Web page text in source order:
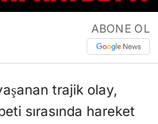
ABONE OL
trajik olay,
sırasında hareket